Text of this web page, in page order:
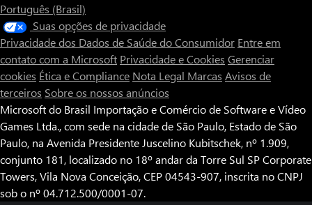
Português (Brasil)
Suas opções de privacidade
Privacidade dos Dados de Saúde do Consumidor Entre em
contato com a Microsoft Privacidade e Cookies Gerenciar
cookies Ética e Compliance Nota Legal Marcas Avisos de
terceiros Sobre os nossos anúncios
Microsoft do Brasil Importação e Comércio de Software e Vídeo
Games Ltda., com sede na cidade de São Paulo, Estado de São
Paulo, na Avenida Presidente Juscelino Kubitschek, nº 1.909,
conjunto 181, localizado no 18º andar da Torre Sul SP Corporate
Towers, Vila Nova Conceição, CEP 04543-907, inscrita no CNPJ
sob o nº 04.712.500/0001-07.